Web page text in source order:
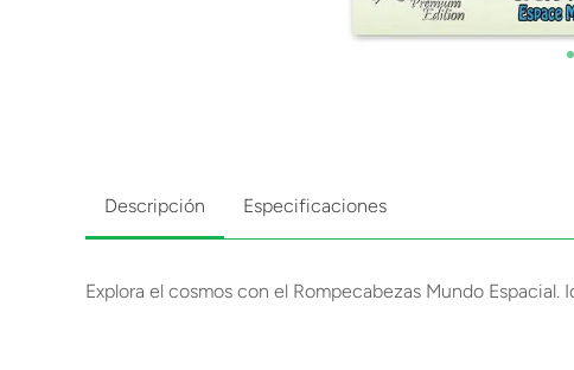
Descripción Especificaciones
Explora el cosmos con el Rompecabezas Mundo